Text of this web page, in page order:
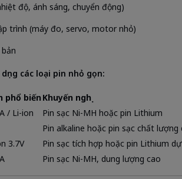
độ, ánh sáng, chuyển động)
trình (máy đo, servo, motor nhỏ)
các loại pin nhỏ gọn:
phổ biến Khuyến nghị
/ Li-ion
Pin sạc Ni-MH hoặc pin Lithium
Pin alkaline hoặc pin sạc chất lượng
3.7V
Pin sạc tích hợp hoặc pin Lithium
Pin sạc Ni-MH, dung lượng cao